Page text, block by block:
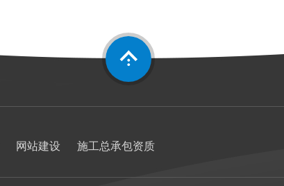
网站建设 施工总承包资质